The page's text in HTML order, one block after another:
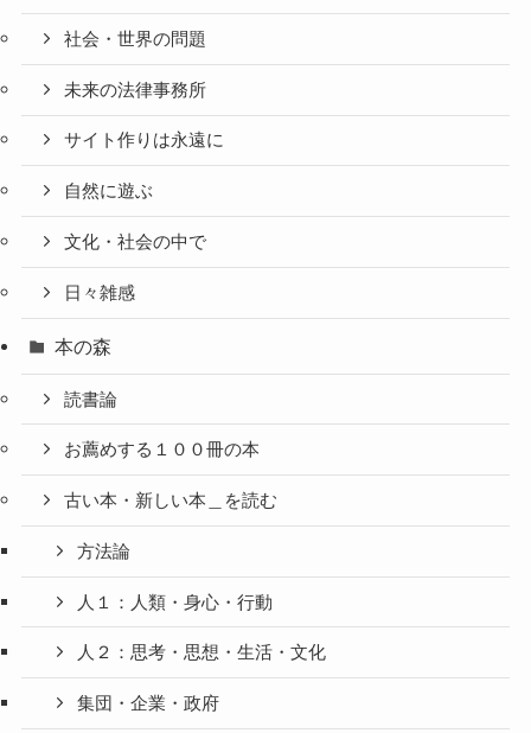
社会・世界の問題
未来の法律事務所
サイト作りは永遠に
自然に遊ぶ
文化・社会の中で
日々雑感
本の森
読書論
お薦めする１００冊の本
古い本・新しい本＿を読む
方法論
人１：人類・身心・行動
人２：思考・思想・生活・文化
集団・企業・政府